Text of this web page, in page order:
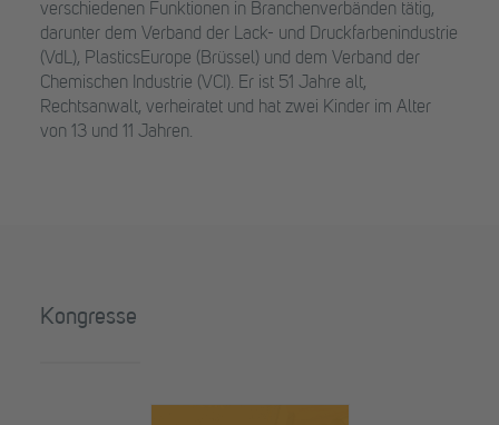
verschiedenen Funktionen in Branchenverbänden tätig,
darunter dem Verband der Lack- und Druckfarbenindustrie
(VdL), PlasticsEurope (Brüssel) und dem Verband der
Chemischen Industrie (VCI). Er ist 51 Jahre alt,
Rechtsanwalt, verheiratet und hat zwei Kinder im Alter
von 13 und 11 Jahren.
Kongresse